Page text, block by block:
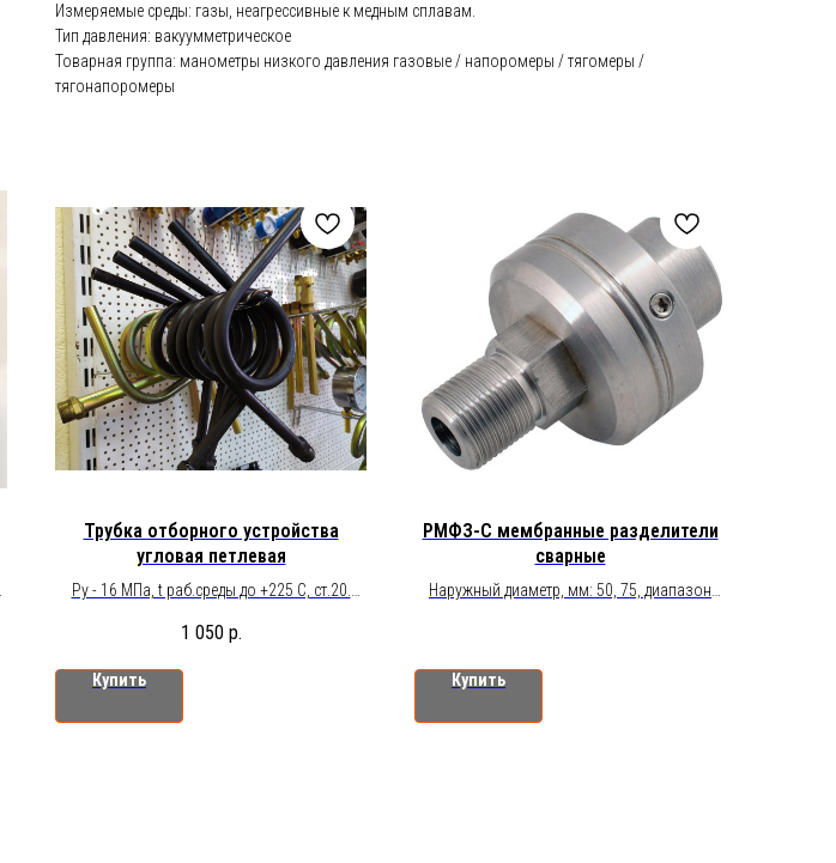
Измеряемые среды: газы, неагрессивные к медным сплавам.
Тип давления: вакуумметрическое
Товарная группа: манометры низкого давления газовые / напоромеры / тягомеры /
тягонапоромеры
Трубка отборного устройства
угловая петлевая
Ру - 16 МПа, t раб.среды до +225 С, ст.20.
к прибору - резьба нар. G1/2 (другие под
к процессу - под приварку, нар.резьба G1/2
(другие под заказ)
1 050 р.
Купить
РМФЗ-С мембранные разделители
сварные
Наружный диаметр, мм: 50, 75, диапазон
Ø50 (PN600), от 0 до 0,1... 10 МПа - для Ø75
(PN100), корпус / мембрана - сталь
нержавеющая 08Х17Н13M2 (316),
Купить